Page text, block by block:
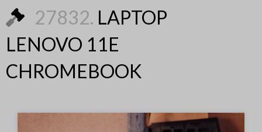
27832. LAPTOP
LENOVO 11E
CHROMEBOOK